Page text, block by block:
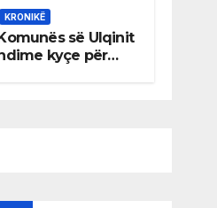
KRONIKË
së Ulqinit
kyçe për